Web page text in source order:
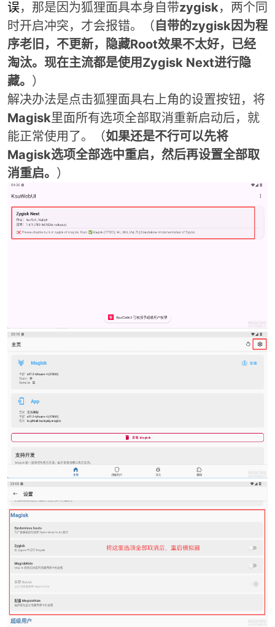
误，那是因为狐狸面具本身自带zygisk，两个同
时开启冲突，才会报错。（自带的zygisk因为程
序老旧，不更新，隐藏Root效果不太好，已经
淘汰。现在主流都是使用Zygisk Next进行隐
藏。 ）
解决办法是点击狐狸面具右上角的设置按钮，将
Magisk里面所有选项全部取消重新启动后，就
能正常使用了。（如果还是不行可以先将
Magisk选项全部选中重启，然后再设置全部取
消重启。 ）